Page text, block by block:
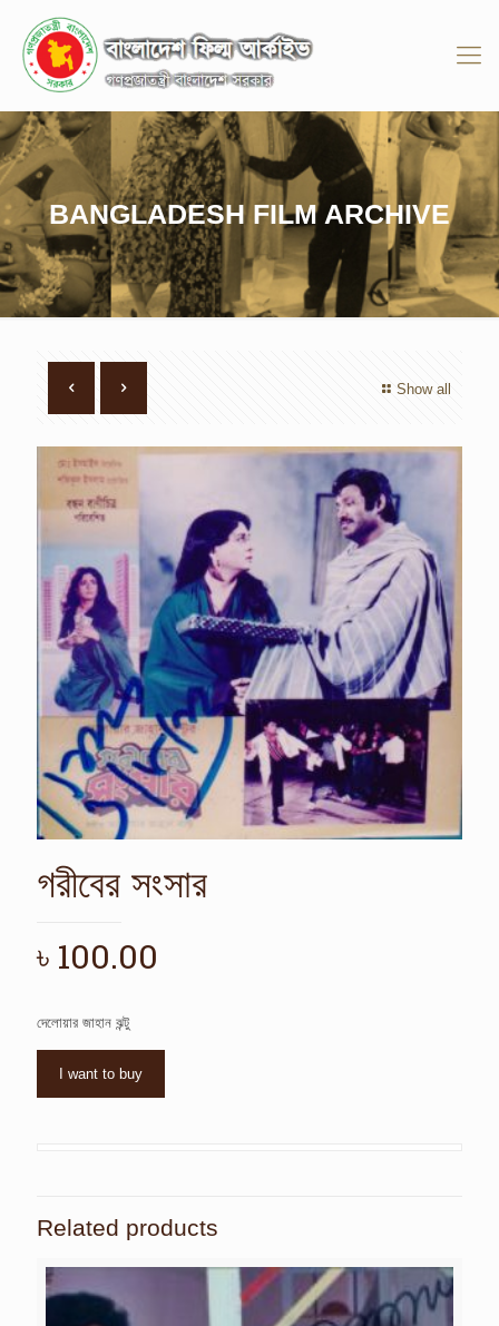
BANGLADESH FILM ARCHIVE
Show all
গরীবের সংসার
৳ 100.00
দেলোয়ার জাহান ঝন্টু
I want to buy
Related products